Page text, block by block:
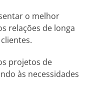
o melhor
relações de longa
projetos de
às necessidades